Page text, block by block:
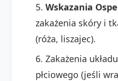
Wskazania
zakażenia skóry i
(róża, liszajec).
Zakażenia
płciowego (jeśli